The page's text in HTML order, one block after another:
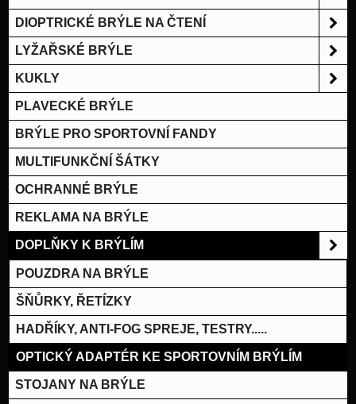
DIOPTRICKÉ BRÝLE NA ČTENÍ
LYŽAŘSKÉ BRÝLE
KUKLY
PLAVECKÉ BRÝLE
BRÝLE PRO SPORTOVNÍ FANDY
MULTIFUNKČNÍ ŠÁTKY
OCHRANNÉ BRÝLE
REKLAMA NA BRÝLE
DOPLŇKY K BRÝLÍM
POUZDRA NA BRÝLE
ŠŇŮRKY, ŘETÍZKY
HADŘÍKY, ANTI-FOG SPREJE, TESTRY.....
OPTICKÝ ADAPTÉR KE SPORTOVNÍM BRÝLÍM
STOJANY NA BRÝLE